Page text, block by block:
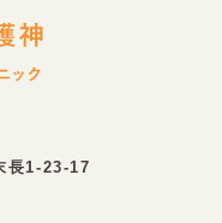
長1-23-17